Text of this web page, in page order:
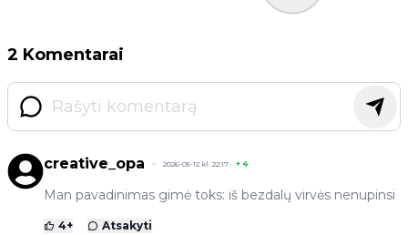
2 Komentarai
creative_opa 2026-05-12 kl. 22:17 + 4
Man pavadinimas gimė toks: iš bezdalų virvės nenupinsi
4+ Atsakyti